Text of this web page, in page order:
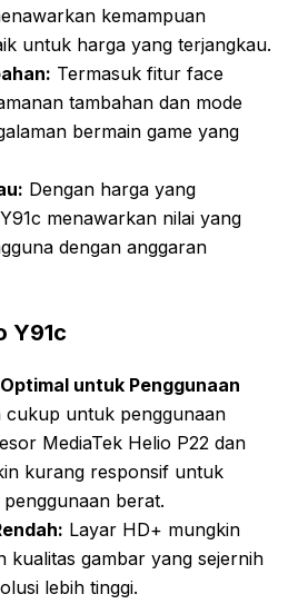
kemampuan
untuk harga yang terjangkau.
Termasuk fitur face
tambahan dan mode
bermain game yang
Dengan harga yang
menawarkan nilai yang
dengan anggaran
Y91c
untuk Penggunaan
cukup untuk penggunaan
MediaTek Helio P22 dan
kurang responsif untuk
berat.
Layar HD+ mungkin
kualitas gambar yang sejernih
lebih tinggi.